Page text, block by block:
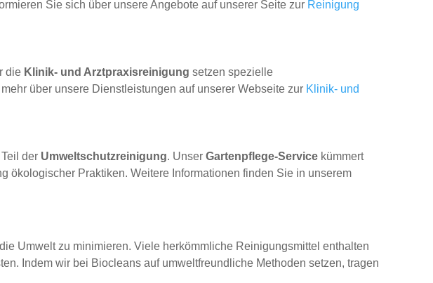
Sie sich über unsere Angebote auf unserer Seite zur Reinigung
die Klinik- und Arztpraxisreinigung setzen spezielle
über unsere Dienstleistungen auf unserer Webseite zur Klinik- und
der Umweltschutzreinigung. UnserGartenpflege-Service kümmert
Praktiken. Weitere Informationen finden Sie in unserem
Umwelt zu minimieren. Viele herkömmliche Reinigungsmittel enthalten
Indem wir bei Biocleans auf umweltfreundliche Methoden setzen, tragen